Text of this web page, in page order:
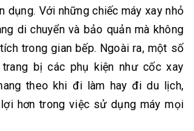
dụng. Với những chiếc máy xay nhỏ
di chuyển và bảo quản mà không
trong gian bếp. Ngoài ra, một số
bị các phụ kiện như cốc xay
theo khi đi làm hay đi du lịch,
hơn trong việc sử dụng máy mọi